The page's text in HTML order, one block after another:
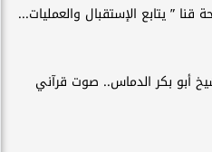
قنا ” يتابع الإستقبال والعمليات...
أبو بكر الدماس.. صوت قرآني